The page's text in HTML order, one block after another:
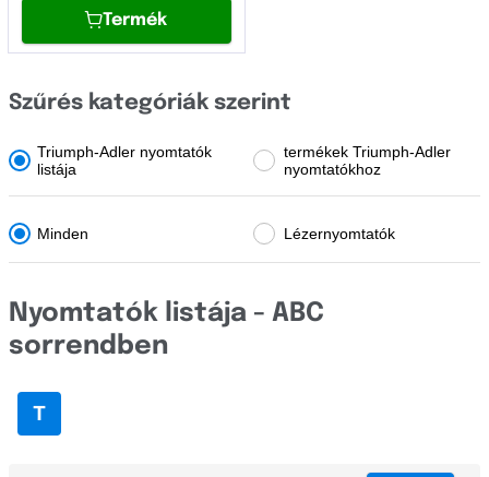
Pantum
Philips
Printronix
Samsung
Star Micronics
TallyGenicom
Toshiba
Triumph-Adler
Termék
Szűrés kategóriák szerint
Triumph-Adler nyomtatók
listája
termékek Triumph-Adler
nyomtatókhoz
Minden Lézernyomtatók
Nyomtatók listája - ABC
sorrendben
T